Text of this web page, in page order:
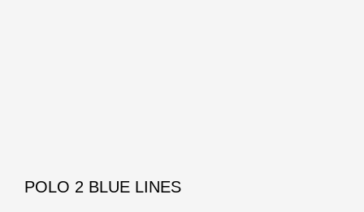
POLO 2 BLUE LINES